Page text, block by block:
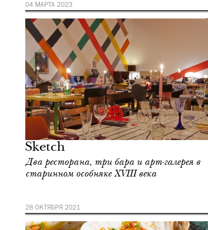
04 МАРТА 2023
Sketch
Два ресторана, три бара и арт-галерея в
старинном особняке XVIII века
28 ОКТЯБРЯ 2021
Еда
Лондон